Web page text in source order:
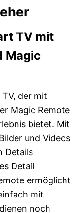
TV mit
Magic
der mit
Magic Remote
bietet. Mit
und Videos
Details
Detail
ermöglicht
mit
noch